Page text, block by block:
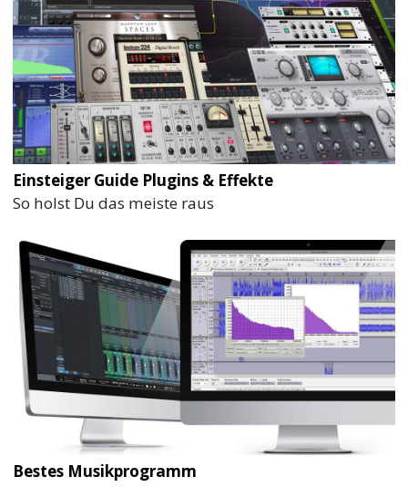
Einsteiger Guide Plugins & Effekte
So holst Du das meiste raus
Bestes Musikprogramm